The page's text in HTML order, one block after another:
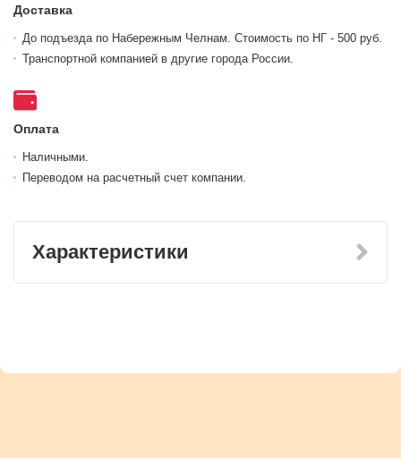
Доставка
До подъезда по Набережным Челнам. Стоимость по НГ - 500 руб.
Транспортной компанией в другие города России.
Оплата
Наличными.
Переводом на расчетный счет компании.
Характеристики